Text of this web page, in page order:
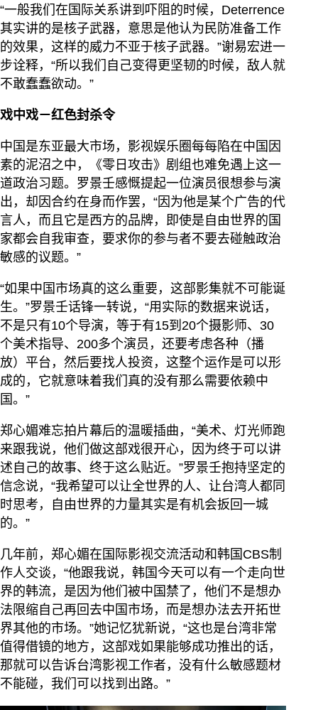
“一般我们在国际关系讲到吓阻的时候，Deterrence
其实讲的是核子武器，意思是他认为民防准备工作
的效果，这样的威力不亚于核子武器。”谢易宏进一
步诠释，“所以我们自己变得更坚韧的时候，敌人就
不敢蠢蠢欲动。”
戏中戏－红色封杀令
中国是东亚最大市场，影视娱乐圈每每陷在中国因
素的泥沼之中，《零日攻击》剧组也难免遇上这一
道政治习题。罗景壬感慨提起一位演员很想参与演
出，却因合约在身而作罢，“因为他是某个广告的代
言人，而且它是西方的品牌，即使是自由世界的国
家都会自我审查，要求你的参与者不要去碰触政治
敏感的议题。”
“如果中国市场真的这么重要，这部影集就不可能诞
生。”罗景壬话锋一转说，“用实际的数据来说话，
不是只有10个导演，等于有15到20个摄影师、30
个美术指导、200多个演员，还要考虑各种（播
放）平台，然后要找人投资，这整个运作是可以形
成的，它就意味着我们真的没有那么需要依赖中
国。”
郑心媚难忘拍片幕后的温暖插曲，“美术、灯光师跑
来跟我说，他们做这部戏很开心，因为终于可以讲
述自己的故事、终于这么贴近。”罗景壬抱持坚定的
信念说，“我希望可以让全世界的人、让台湾人都同
时思考，自由世界的力量其实是有机会扳回一城
的。”
几年前，郑心媚在国际影视交流活动和韩国CBS制
作人交谈，“他跟我说，韩国今天可以有一个走向世
界的韩流，是因为他们被中国禁了，他们不是想办
法限缩自己再回去中国市场，而是想办法去开拓世
界其他的市场。”她记忆犹新说，“这也是台湾非常
值得借镜的地方，这部戏如果能够成功推出的话，
那就可以告诉台湾影视工作者，没有什么敏感题材
不能碰，我们可以找到出路。”